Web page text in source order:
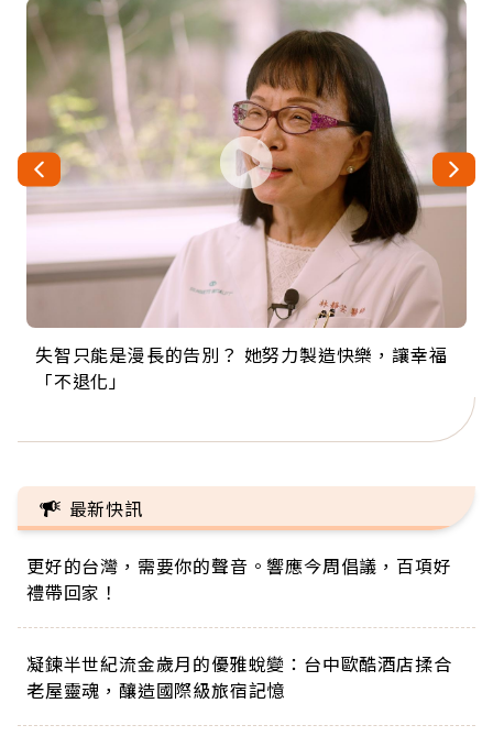
失智只能是漫長的告別？ 她努力製造快樂，讓幸福
「不退化」
來自剛果的巧克力神父 為台灣奉獻36年 「台灣是我
的家，我連作夢都講台語！」
63歲卸矽谷副總、搬回台灣找快樂！「蛋黃哥小
丑」走進安養院，逗樂上萬爺奶：退休後才開始真
104歲打破金氏世界紀錄 成為全球最年長羽球選
手，分享長壽的秘密原來是「這個」
事業巔峰他選擇追夢…黑手阿伯拉小提琴還登上小
巨蛋！連CNN都大讚！
最新快訊
更好的台灣，需要你的聲音。響應今周倡議，百項好
禮帶回家！
凝鍊半世紀流金歲月的優雅蛻變：台中歐酷酒店揉合
老屋靈魂，釀造國際級旅宿記憶